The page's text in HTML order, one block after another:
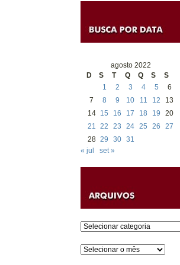
agosto 2022
D
S T Q Q S
S
1
2 3 4 5
6
7
8 9 10 11 12
13
14
15 16 17 18 19
20
21
22 23 24 25 26
27
28 29 30 31
« jul
set »
Categorias
Arquivos